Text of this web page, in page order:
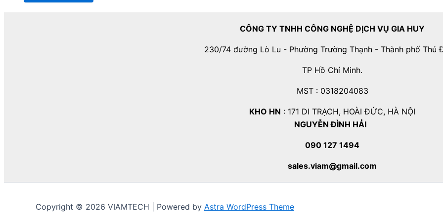
CÔNG TY TNHH CÔNG NGHỆ DỊCH VỤ GIA HUY
230/74 đường Lò Lu - Phường Trường Thạnh - Thành phố Thủ
TP Hồ Chí Minh.
MST : 0318204083
KHO HN : 171 DI TRẠCH, HOÀI ĐỨC, HÀ NỘI
NGUYỄN ĐÌNH HẢI
090 127 1494
sales.viam@gmail.com
Copyright © 2026 VIAMTECH | Powered by Astra WordPress Theme